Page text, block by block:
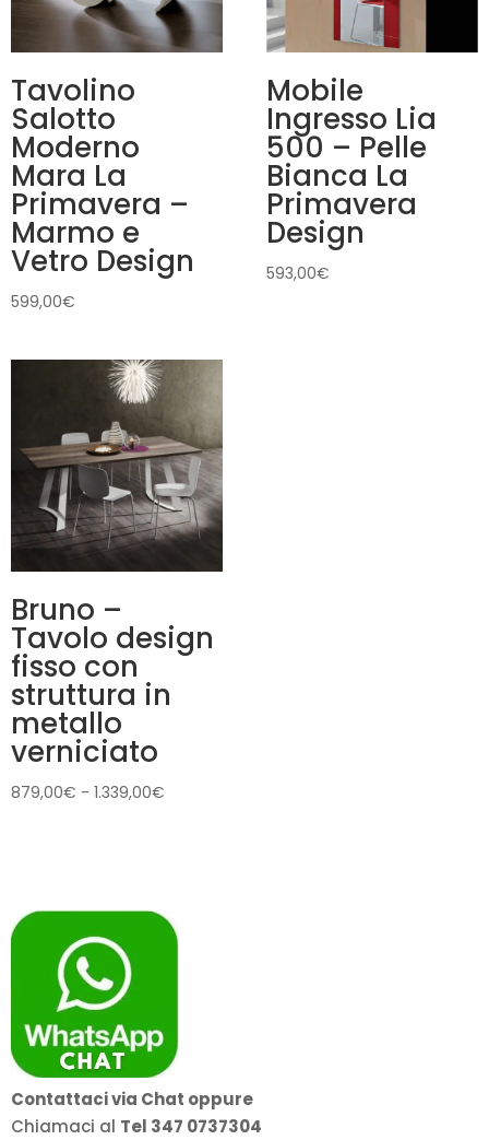
Tavolino
Salotto
Moderno
Mara La
Primavera –
Marmo e
Vetro Design
599,00€
Mobile
Ingresso Lia
500 – Pelle
Bianca La
Primavera
Design
593,00€
Bruno –
Tavolo design
fisso con
struttura in
metallo
verniciato
879,00€ - 1.339,00€
a
1.339,00€
Contattaci via Chat oppure
Chiamaci al Tel 347 0737304